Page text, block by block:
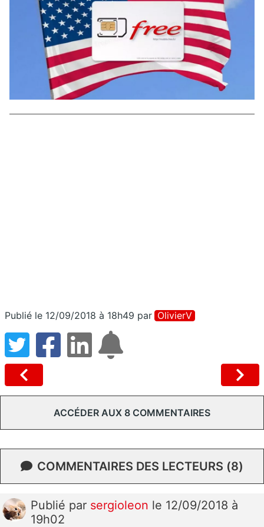
Publié le 12/09/2018 à 18h49 par OlivierV
ACCÉDER AUX 8 COMMENTAIRES
COMMENTAIRES DES LECTEURS (8)
Publié par sergioleon le 12/09/2018 à
19h02